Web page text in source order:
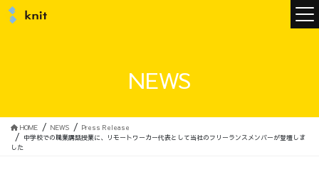
NEWS
HOME NEWS
Press Release
中学校での職業講話授業に、リモートワーカー代表として当社のフリーランスメンバーが登壇しま
した